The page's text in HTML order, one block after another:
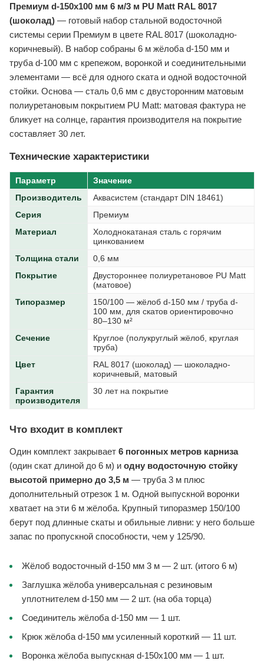
Премиум d-150x100 мм 6 м/3 м PU Matt RAL 8017
(шоколад) — готовый набор стальной водосточной
системы серии Премиум в цвете RAL 8017 (шоколадно-
коричневый). В набор собраны 6 м жёлоба d-150 мм и
труба d-100 мм с крепежом, воронкой и соединительными
элементами — всё для одного ската и одной водосточной
стойки. Основа — сталь 0,6 мм с двусторонним матовым
полиуретановым покрытием PU Matt: матовая фактура не
бликует на солнце, гарантия производителя на покрытие
составляет 30 лет.
Технические характеристики
Параметр
Значение
Производитель
Аквасистем (стандарт DIN 18461)
Серия
Премиум
Материал
Холоднокатаная сталь с горячим
цинкованием
Толщина стали
0,6 мм
Покрытие
Двустороннее полиуретановое PU Matt
(матовое)
Типоразмер
150/100 — жёлоб d-150 мм / труба d-
100 мм, для скатов ориентировочно
80–130 м²
Сечение
Круглое (полукруглый жёлоб, круглая
труба)
Цвет
RAL 8017 (шоколад) — шоколадно-
коричневый, матовый
Гарантия
производителя
30 лет на покрытие
Что входит в комплект
Один комплект закрывает 6 погонных метров карниза
(один скат длиной до 6 м) и одну водосточную стойку
высотой примерно до 3,5 м — труба 3 м плюс
дополнительный отрезок 1 м. Одной выпускной воронки
хватает на эти 6 м жёлоба. Крупный типоразмер 150/100
берут под длинные скаты и обильные ливни: у него больше
запас по пропускной способности, чем у 125/90.
Жёлоб водосточный d-150 мм 3 м — 2 шт. (итого 6 м)
Заглушка жёлоба универсальная с резиновым
уплотнителем d-150 мм — 2 шт. (на оба торца)
Соединитель жёлоба d-150 мм — 1 шт.
Крюк жёлоба d-150 мм усиленный короткий — 11 шт.
Воронка жёлоба выпускная d-150x100 мм — 1 шт.